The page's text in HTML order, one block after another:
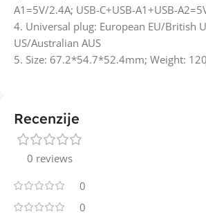
A1=5V/2.4A; USB-C+USB-A1+USB-
4. Universal plug: European EU/British
US/Australian AUS
5. Size: 67.2*54.7*52.4mm; Weight:
Recenzije
0 reviews
0
0